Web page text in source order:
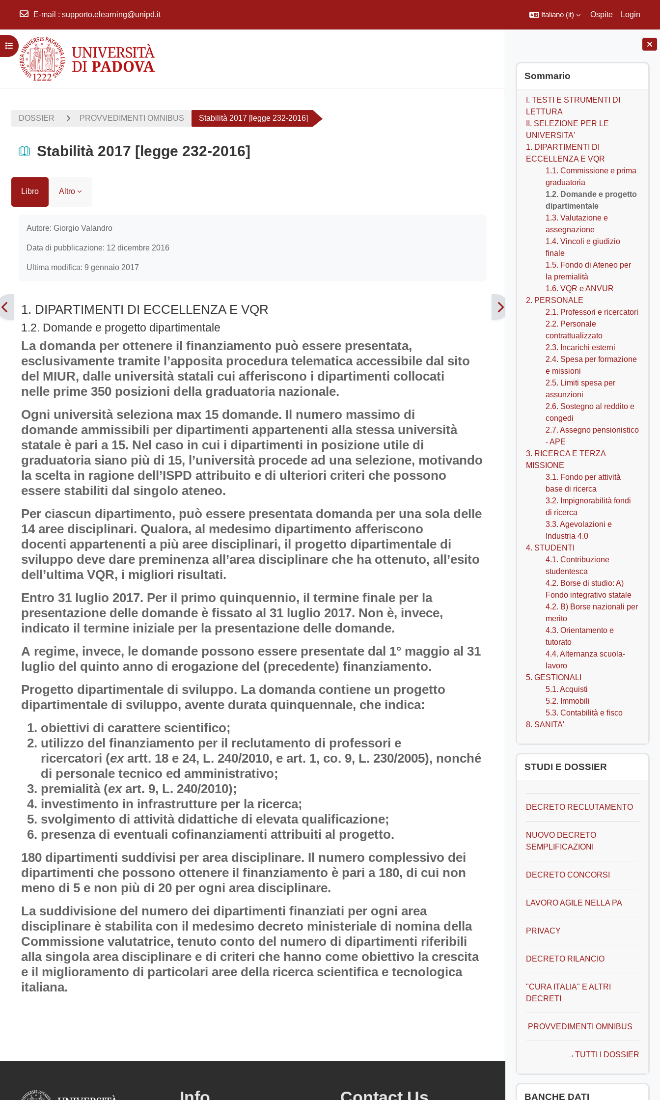
Vai al contenuto principale
E-mail : supporto.elearning@unipd.it Italiano ‎(it)‎ Ospite Login
Blocchi
Salta Sommario
Sommario
I. TESTI E STRUMENTI DI
LETTURA
II. SELEZIONE PER LE
UNIVERSITA'
1. DIPARTIMENTI DI
ECCELLENZA E VQR
1.1. Commissione e prima
graduatoria
1.2. Domande e progetto
dipartimentale
1.3. Valutazione e
assegnazione
1.4. Vincoli e giudizio
finale
1.5. Fondo di Ateneo per
la premialità
1.6. VQR e ANVUR
2. PERSONALE
2.1. Professori e ricercatori
2.2. Personale
contrattualizzato
2.3. Incarichi esterni
2.4. Spesa per formazione
e missioni
2.5. Limiti spesa per
assunzioni
2.6. Sostegno al reddito e
congedi
2.7. Assegno pensionistico
- APE
3. RICERCA E TERZA
MISSIONE
3.1. Fondo per attività
base di ricerca
3.2. Impignorabilità fondi
di ricerca
3.3. Agevolazioni e
Industria 4.0
4. STUDENTI
4.1. Contribuzione
studentesca
4.2. Borse di studio: A)
Fondo integrativo statale
4.2. B) Borse nazionali per
merito
4.3. Orientamento e
tutorato
4.4. Alternanza scuola-
lavoro
5. GESTIONALI
5.1. Acquisti
5.2. Immobili
5.3. Contabilità e fisco
8. SANITA'
Salta STUDI E DOSSIER
STUDI E DOSSIER
DECRETO RECLUTAMENTO
NUOVO DECRETO
SEMPLIFICAZIONI
DECRETO CONCORSI
LAVORO AGILE NELLA PA
PRIVACY
DECRETO RILANCIO
"CURA ITALIA" E ALTRI
DECRETI
PROVVEDIMENTI OMNIBUS
→TUTTI I DOSSIER
Salta BANCHE DATI PROFESSIONALI
BANCHE DATI
Apri indice del corso
DOSSIER PROVVEDIMENTI OMNIBUS Stabilità 2017 [legge 232-2016]
Stabilità 2017 [legge 232-2016]
Libro Altro
Autore: Giorgio Valandro
Data di pubblicazione: 12 dicembre 2016
Ultima modifica: 9 gennaio 2017
1. DIPARTIMENTI DI ECCELLENZA E VQR
1.2. Domande e progetto dipartimentale
La domanda per ottenere il finanziamento può essere presentata,
esclusivamente tramite l’apposita procedura telematica accessibile dal sito
del MIUR, dalle università statali cui afferiscono i dipartimenti collocati
nelle prime 350 posizioni della graduatoria nazionale.
Ogni università seleziona max 15 domande. Il numero massimo di
domande ammissibili per dipartimenti appartenenti alla stessa università
statale è pari a 15. Nel caso in cui i dipartimenti in posizione utile di
graduatoria siano più di 15, l’università procede ad una selezione, motivando
la scelta in ragione dell’ISPD attribuito e di ulteriori criteri che possono
essere stabiliti dal singolo ateneo.
Per ciascun dipartimento, può essere presentata domanda per una sola delle
14 aree disciplinari. Qualora, al medesimo dipartimento afferiscono
docenti appartenenti a più aree disciplinari, il progetto dipartimentale di
sviluppo deve dare preminenza all’area disciplinare che ha ottenuto, all’esito
dell’ultima VQR, i migliori risultati.
Entro 31 luglio 2017. Per il primo quinquennio, il termine finale per la
presentazione delle domande è fissato al 31 luglio 2017. Non è, invece,
indicato il termine iniziale per la presentazione delle domande.
A regime, invece, le domande possono essere presentate dal 1° maggio al 31
luglio del quinto anno di erogazione del (precedente) finanziamento.
Progetto dipartimentale di sviluppo. La domanda contiene un progetto
dipartimentale di sviluppo, avente durata quinquennale, che indica:
obiettivi di carattere scientifico;
utilizzo del finanziamento per il reclutamento di professori e
ricercatori (exartt. 18 e 24, L. 240/2010, e art. 1, co. 9, L. 230/2005), nonché
di personale tecnico ed amministrativo;
premialità (exart. 9, L. 240/2010);
investimento in infrastrutture per la ricerca;
svolgimento di attività didattiche di elevata qualificazione;
presenza di eventuali cofinanziamenti attribuiti al progetto.
180 dipartimenti suddivisi per area disciplinare. Il numero complessivo dei
dipartimenti che possono ottenere il finanziamento è pari a 180, di cui non
meno di 5 e non più di 20 per ogni area disciplinare.
La suddivisione del numero dei dipartimenti finanziati per ogni area
disciplinare è stabilita con il medesimo decreto ministeriale di nomina della
Commissione valutatrice, tenuto conto del numero di dipartimenti riferibili
alla singola area disciplinare e di criteri che hanno come obiettivo la crescita
e il miglioramento di particolari aree della ricerca scientifica e tecnologica
italiana.